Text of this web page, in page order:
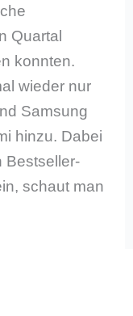
Quartal
konnten.
wieder nur
Samsung
hinzu. Dabei
Bestseller-
schaut man